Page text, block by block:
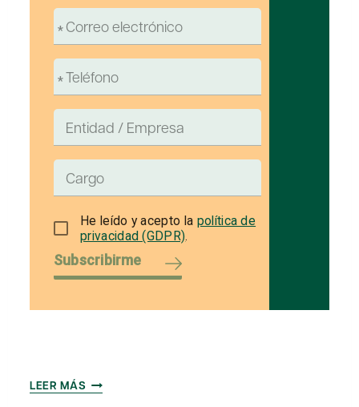
He leído y acepto la política de
privacidad (GDPR).
Subscribirme
LEER MÁS ¿QUÉ